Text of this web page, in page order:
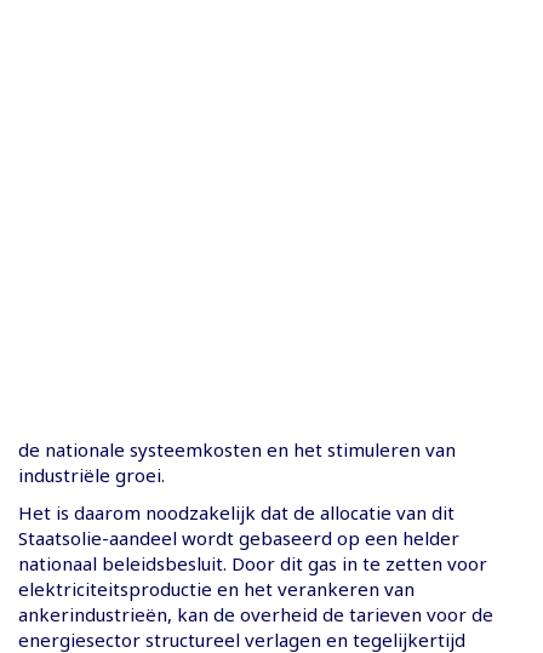
de nationale systeemkosten en het stimuleren van
industriële groei.
Het is daarom noodzakelijk dat de allocatie van dit
Staatsolie-aandeel wordt gebaseerd op een helder
nationaal beleidsbesluit. Door dit gas in te zetten voor
elektriciteitsproductie en het verankeren van
ankerindustrieën, kan de overheid de tarieven voor de
energiesector structureel verlagen en tegelijkertijd